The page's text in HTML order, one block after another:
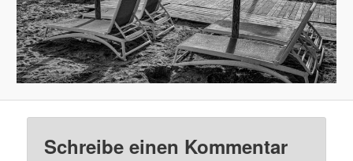
Schreibe einen Kommentar